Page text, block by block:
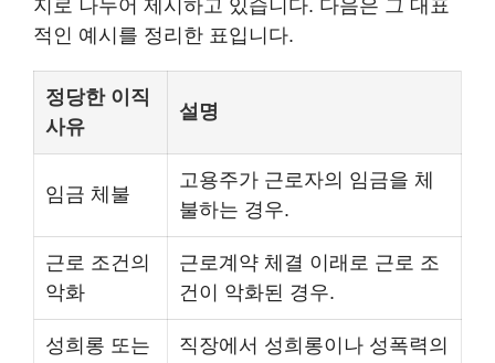
지로 나누어 제시하고 있습니다. 다음은 그 대표
적인 예시를 정리한 표입니다.
정당한 이직
사유
설명
임금 체불
고용주가 근로자의 임금을 체
불하는 경우.
근로 조건의
악화
근로계약 체결 이래로 근로 조
건이 악화된 경우.
성희롱 또는
직장에서 성희롱이나 성폭력의